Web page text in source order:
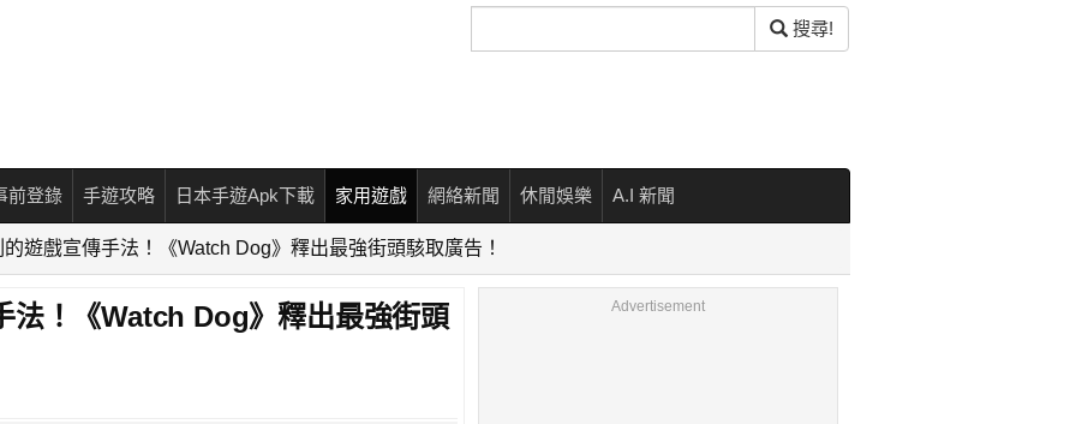
尋
搜尋!
前登錄 手遊攻略 日本手遊Apk下載 家用遊戲 網絡新聞 休閒娛樂 A.I 新聞
遊戲宣傳手法！《Watch Dog》釋出最強街頭駭取廣告！
法！《Watch Dog》釋出最強街頭 Advertisement